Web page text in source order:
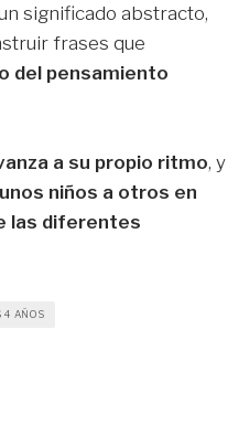
significado abstracto,
frases que
del pensamiento
a su propio ritmo, y
niños a otros en
las diferentes
4 AÑOS